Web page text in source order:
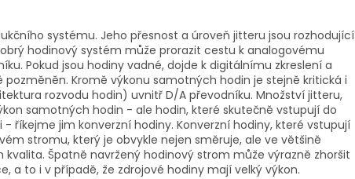
systému. Jeho přesnost a úroveň jitteru jsou rozhodující
hodinový systém může prorazit cestu k analogovému
Pokud jsou hodiny vadné, dojde k digitálnímu zkreslení a
Kromě výkonu samotných hodin je stejně kritická i
rozvodu hodin) uvnitř D/A převodníku. Množství jitteru,
samotných hodin - ale hodin, které skutečně vstupují do
říkejme jim konverzní hodiny. Konverzní hodiny, které vstupují
stromu, který je obvykle nejen směruje, ale ve většině
Špatně navržený hodinový strom může výrazně zhoršit
a to i v případě, že zdrojové hodiny mají velký výkon.